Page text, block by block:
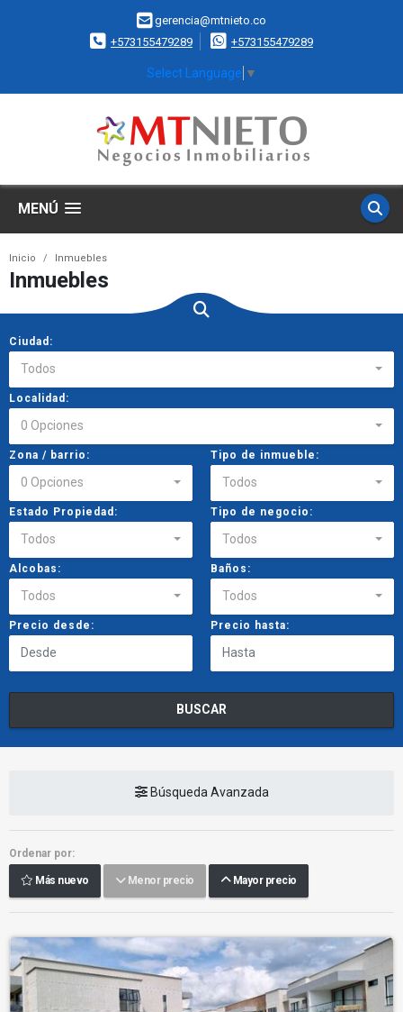
gerencia@mtnieto.co
+573155479289
+573155479289
Select Language ▼
MENÚ
Inicio Inmuebles
Inmuebles
Ciudad:
Todos
Localidad:
0 Opciones
Zona / barrio:
0 Opciones
Tipo de inmueble:
Todos
Estado Propiedad:
Todos
Tipo de negocio:
Todos
Alcobas:
Todos
Baños:
Todos
Precio desde: Precio hasta:
BUSCAR
Búsqueda Avanzada
Ordenar por:
Más nuevo Menor precio Mayor precio